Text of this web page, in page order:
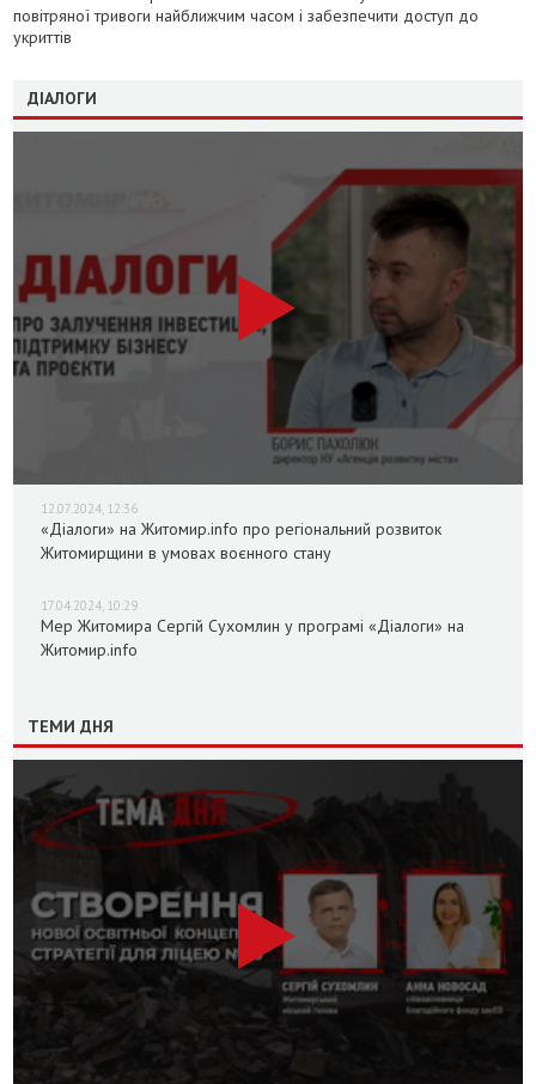
повітряної тривоги найближчим часом і забезпечити доступ до
укриттів
ДІАЛОГИ
12.07.2024, 12:36
«Діалоги» на Житомир.info про регіональний розвиток
Житомирщини в умовах воєнного стану
17.04.2024, 10:29
Мер Житомира Сергій Сухомлин у програмі «Діалоги» на
Житомир.info
ТЕМИ ДНЯ